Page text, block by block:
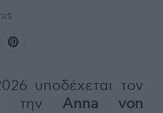
υποδέχεται τον
την Anna von